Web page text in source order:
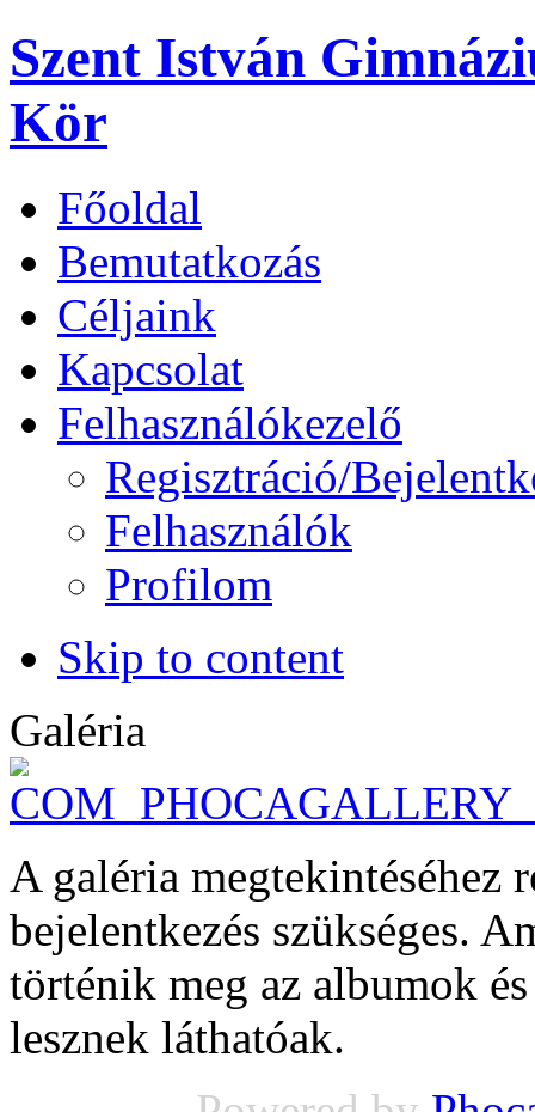
Szent István
Kör
Főoldal
Bemutatkozás
Céljaink
Kapcsolat
Felhasználókezelő
Regisztráció/
Felhasználók
Profilom
Skip to content
Galéria
A galéria megtekintéséhez
bejelentkezés szükséges.
történik meg az albumok
lesznek láthatóak.